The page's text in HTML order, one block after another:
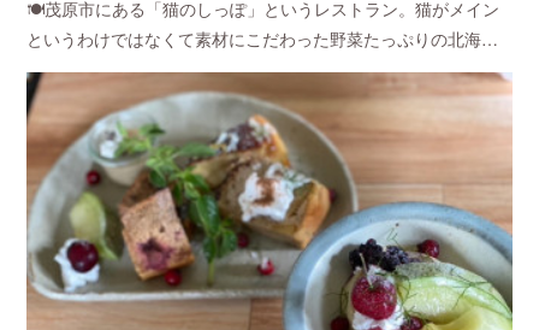
🍽️茂原市にある「猫のしっぽ」というレストラン。猫がメイン
というわけではなくて素材にこだわった野菜たっぷりの北海…